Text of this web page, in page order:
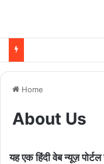
Home
About Us
यह एक हिंदी वेब न्यूज़